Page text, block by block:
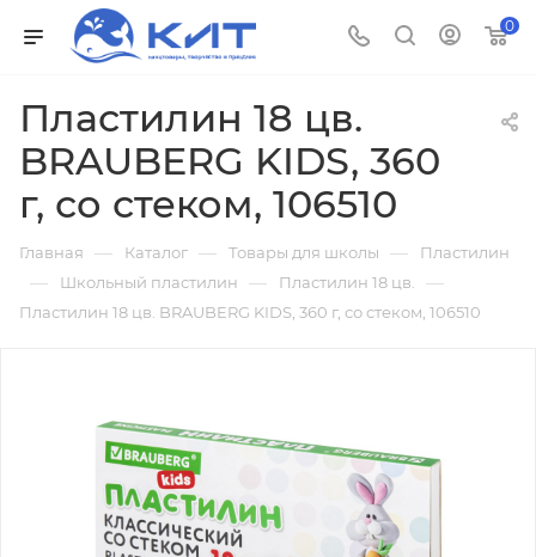
0
Пластилин 18 цв.
BRAUBERG KIDS, 360
г, со стеком, 106510
Главная — Каталог — Товары для школы — Пластилин
— Школьный пластилин — Пластилин 18 цв. —
Пластилин 18 цв. BRAUBERG KIDS, 360 г, со стеком, 106510